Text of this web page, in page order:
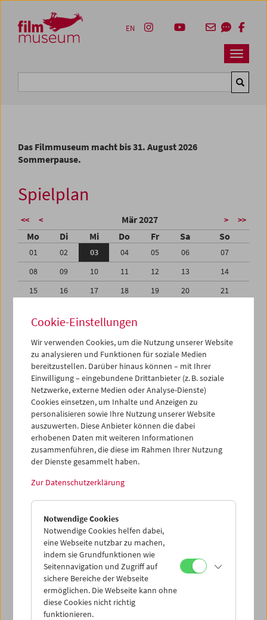
Zum Inhalt
Zum Hauptmenü
Zur Servicenavigation
Zum Suche
Navbar
EN
Das Filmmuseum macht bis 31. August 2026
Sommerpause.
Spielplan
<< < Mär 2027 > >>
Mo Di Mi Do Fr Sa So
01 02 03 04 05 06
07
08
09 10 11 12 13
14
15
16 17 18 19 20
21
29
30 31 01
05
06 07 08 09 10 11
iCalender
Programmheft-PDF
English language or subtitles
< Vorherige Woche
Mo 1.3.
Di 2.3.
Mi 3.3.
Do 4.3.
Cookie-Einstellungen
Wir verwenden Cookies, um die Nutzung unserer Website
zu analysieren und Funktionen für soziale Medien
bereitzustellen. Darüber hinaus können – mit Ihrer
Einwilligung – eingebundene Drittanbieter (z. B. soziale
Netzwerke, externe Medien oder Analyse-Dienste)
Cookies einsetzen, um Inhalte und Anzeigen zu
personalisieren sowie Ihre Nutzung unserer Website
auszuwerten. Diese Anbieter können die dabei
erhobenen Daten mit weiteren Informationen
zusammenführen, die diese im Rahmen Ihrer Nutzung
der Dienste gesammelt haben.
Zur Datenschutzerklärung
Notwendige Cookies
Notwendige Cookies helfen dabei,
eine Webseite nutzbar zu machen,
indem sie Grundfunktionen wie
Seitennavigation und Zugriff auf
sichere Bereiche der Webseite
ermöglichen. Die Webseite kann ohne
diese Cookies nicht richtig
funktionieren.